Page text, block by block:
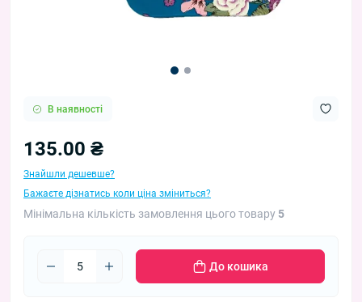
В наявності
135.00 ₴
Знайшли дешевше?
Бажаєте дізнатись коли ціна зміниться?
Мінімальна кількість замовлення цього товару 5
До кошика